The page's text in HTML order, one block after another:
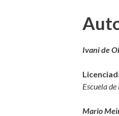
Ivani de
Escuela
Mario